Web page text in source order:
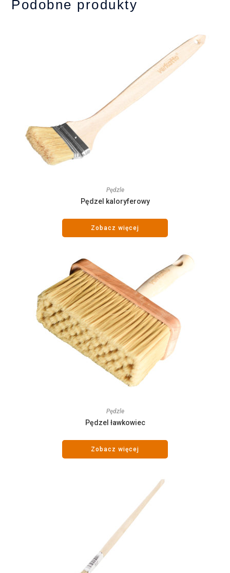
Podobne produkty
Pędzle
Pędzel kaloryferowy
Zobacz więcej
Pędzle
Pędzel ławkowiec
Zobacz więcej